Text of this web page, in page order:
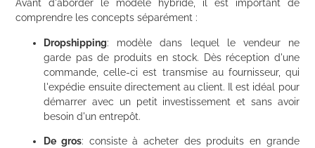
Avant d'aborder le modèle hybride, il est important de
comprendre les concepts séparément :
Dropshipping: modèle dans lequel le vendeur ne
garde pas de produits en stock. Dès réception d'une
commande, celle-ci est transmise au fournisseur, qui
l'expédie ensuite directement au client. Il est idéal pour
démarrer avec un petit investissement et sans avoir
besoin d'un entrepôt.
De gros: consiste à acheter des produits en grande